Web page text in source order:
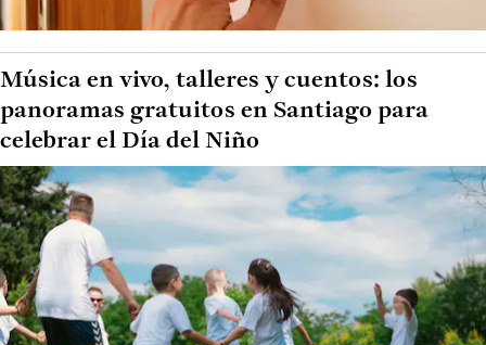
Música en vivo, talleres y cuentos: los
panoramas gratuitos en Santiago para
celebrar el Día del Niño